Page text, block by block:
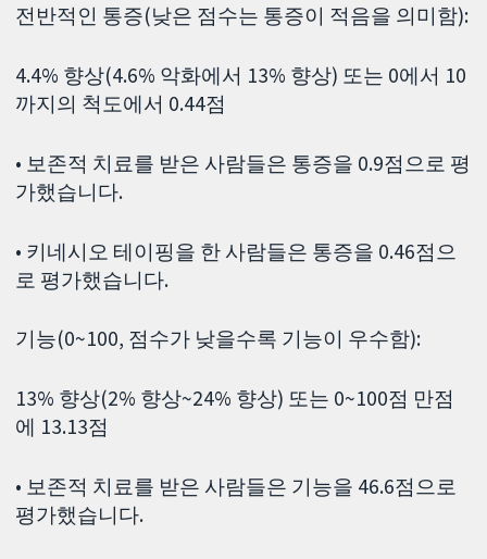
전반적인 통증(낮은 점수는 통증이 적음을 의미함):
4.4% 향상(4.6% 악화에서 13% 향상) 또는 0에서 10
까지의 척도에서 0.44점
• 보존적 치료를 받은 사람들은 통증을 0.9점으로 평
가했습니다.
• 키네시오 테이핑을 한 사람들은 통증을 0.46점으
로 평가했습니다.
기능(0~100, 점수가 낮을수록 기능이 우수함):
13% 향상(2% 향상~24% 향상) 또는 0~100점 만점
에 13.13점
• 보존적 치료를 받은 사람들은 기능을 46.6점으로
평가했습니다.